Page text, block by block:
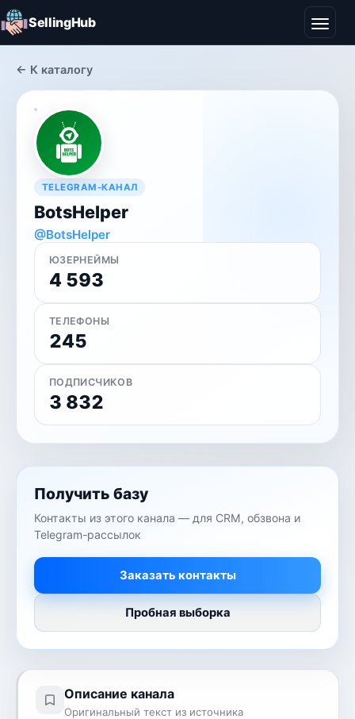
SellingHub
← К каталогу
TELEGRAM-КАНАЛ
BotsHelper
@BotsHelper
ЮЗЕРНЕЙМЫ
4 593
ТЕЛЕФОНЫ
245
ПОДПИСЧИКОВ
3 832
Описание канала
Оригинальный текст из источника
Получить базу
Контакты из этого канала — для CRM, обзвона и
Telegram-рассылок
Заказать контакты
Пробная выборка